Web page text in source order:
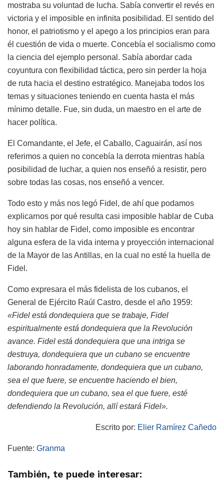
mostraba su voluntad de lucha. Sabía convertir el revés en
victoria y el imposible en infinita posibilidad. El sentido del
honor, el patriotismo y el apego a los principios eran para
él cuestión de vida o muerte. Concebía el socialismo como
la ciencia del ejemplo personal. Sabía abordar cada
coyuntura con flexibilidad táctica, pero sin perder la hoja
de ruta hacia el destino estratégico. Manejaba todos los
temas y situaciones teniendo en cuenta hasta el más
mínimo detalle. Fue, sin duda, un maestro en el arte de
hacer política.
El Comandante, el Jefe, el Caballo, Caguairán, así nos
referimos a quien no concebía la derrota mientras había
posibilidad de luchar, a quien nos enseñó a resistir, pero
sobre todas las cosas, nos enseñó a vencer.
Todo esto y más nos legó Fidel, de ahí que podamos
explicarnos por qué resulta casi imposible hablar de Cuba
hoy sin hablar de Fidel, como imposible es encontrar
alguna esfera de la vida interna y proyección internacional
de la Mayor de las Antillas, en la cual no esté la huella de
Fidel.
Como expresara el más fidelista de los cubanos, el
General de Ejército Raúl Castro, desde el año 1959:
«Fidel está dondequiera que se trabaje, Fidel
espiritualmente está dondequiera que la Revolución
avance. Fidel está dondequiera que una intriga se
destruya, dondequiera que un cubano se encuentre
laborando honradamente, dondequiera que un cubano,
sea el que fuere, se encuentre haciendo el bien,
dondequiera que un cubano, sea el que fuere, esté
defendiendo la Revolución, allí estará Fidel».
Escrito por: Elier Ramírez Cañedo
Fuente: Granma
También, te puede interesar: